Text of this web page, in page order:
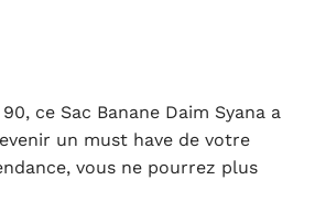
ce Sac Banane Daim Syana a
un must have de votre
vous ne pourrez plus